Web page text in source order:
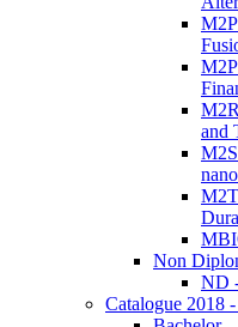
and
Non
ND
Catalogue 2018